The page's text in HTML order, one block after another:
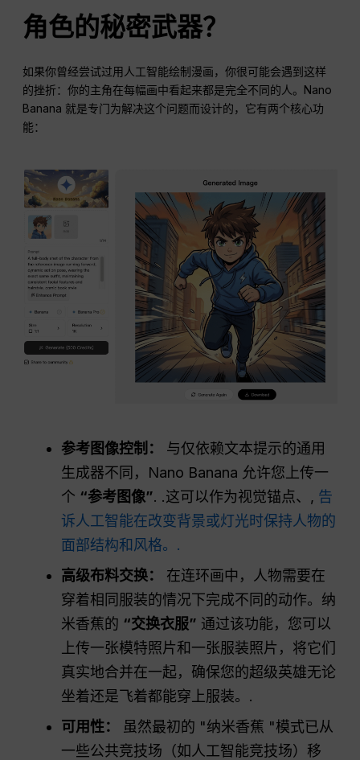
角色的秘密武器？
如果你曾经尝试过用人工智能绘制漫画，你很可能会遇到这样
的挫折：你的主角在每幅画中看起来都是完全不同的人。Nano
Banana 就是专门为解决这个问题而设计的，它有两个核心功
能：
参考图像控制：
与仅依赖文本提示的通用
生成器不同，Nano Banana 允许您上传一
个 “参考图像”. .这可以作为视觉锚点、, 告
诉人工智能在改变背景或灯光时保持人物的
面部结构和风格。.
高级布料交换：
在连环画中，人物需要在
穿着相同服装的情况下完成不同的动作。纳
米香蕉的 “交换衣服” 通过该功能，您可以
上传一张模特照片和一张服装照片，将它们
真实地合并在一起，确保您的超级英雄无论
坐着还是飞着都能穿上服装。.
可用性：
虽然最初的 "纳米香蕉 "模式已从
一些公共竞技场（如人工智能竞技场）移